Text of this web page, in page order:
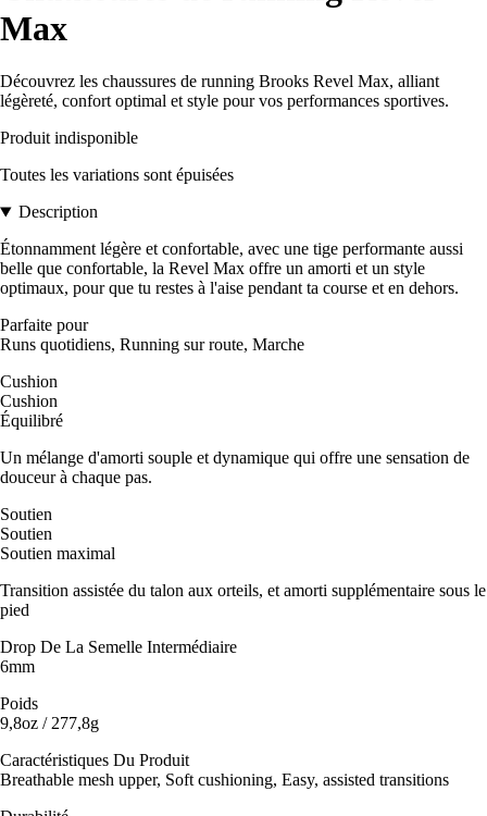
Max
Découvrez les chaussures de running Brooks Revel Max, alliant
légèreté, confort optimal et style pour vos performances sportives.
Produit indisponible
Toutes les variations sont épuisées
Description
Étonnamment légère et confortable, avec une tige performante aussi
belle que confortable, la Revel Max offre un amorti et un style
optimaux, pour que tu restes à l'aise pendant ta course et en dehors.
Parfaite pour
Runs quotidiens, Running sur route, Marche
Cushion
Cushion
Équilibré
Un mélange d'amorti souple et dynamique qui offre une sensation de
douceur à chaque pas.
Soutien
Soutien
Soutien maximal
Transition assistée du talon aux orteils, et amorti supplémentaire sous le
pied
Drop De La Semelle Intermédiaire
6mm
Poids
9,8oz / 277,8g
Caractéristiques Du Produit
Breathable mesh upper, Soft cushioning, Easy, assisted transitions